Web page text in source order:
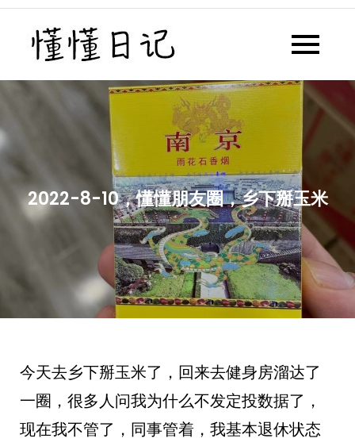
Skip
content
懂懂日记网每天同步更新懂懂学
2022-8-10，懂懂朋友圈，乡下掰玉米
今天去乡下掰玉米了，回来去健身房溜达了
一圈，很多人问我为什么不发定投数据了，
现在我不管了，同事管着，我基本退休状态